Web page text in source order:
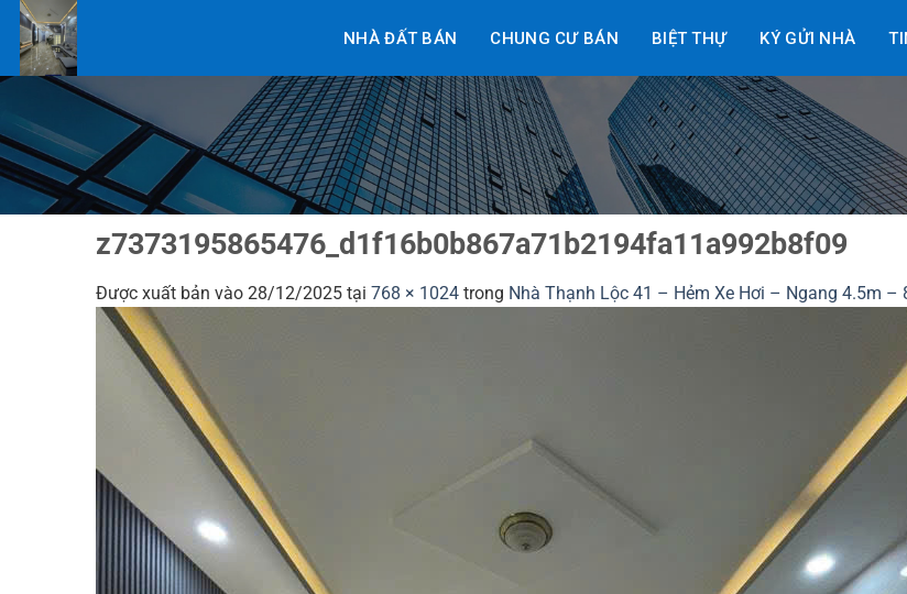
qua
nội
NHÀ ĐẤT BÁN CHUNG CƯ BÁN BIỆT THỰ KÝ GỬI NHÀ
z7373195865476_d1f16b0b867a71b2194fa11a992b8f09
Được xuất bản vào 28/12/2025 tại 768 × 1024 trong Nhà Thạnh Lộc 41 – Hẻm Xe Hơi – Ngang 4.5m –